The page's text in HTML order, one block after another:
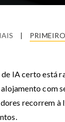
|
IA certo está
com
recorrem